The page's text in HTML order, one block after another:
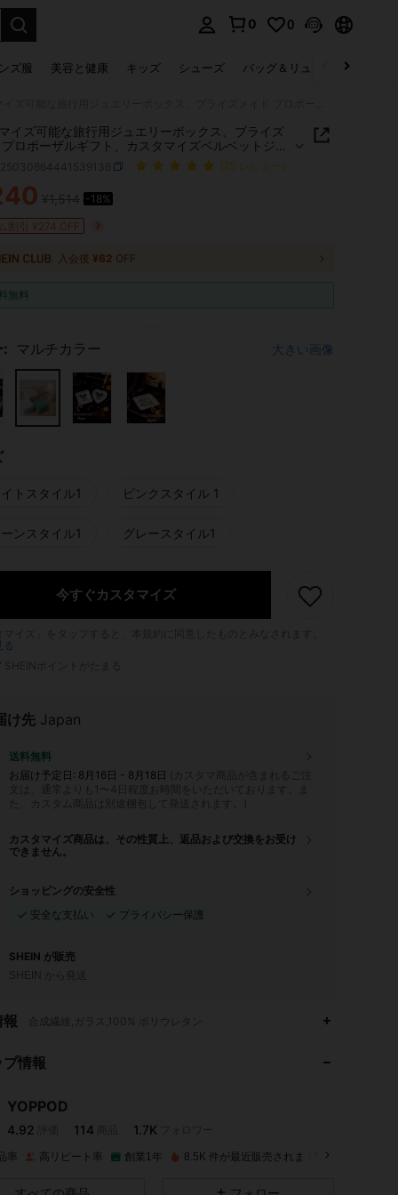
0 0
ズ服 美容と健康 キッズ シューズ バッグ＆リュック
イズ可能な旅行用ジュエリーボックス、ブライズ
プロポーザルギフト、カスタマイズベルベットジュ
ボックス、ブライズメイドギフトボックス、モノグ
ュエリー収納ボックス
(25 レビュー)
AND AVAILABILITY
-18%
割引 ¥274 OFF
入会後 ¥62 OFF
無料
マルチカラー 大きい画像
トスタイル1 ピンクスタイル 1
ンスタイル1 グレースタイル1
今すぐカスタマイズ
る
け先 Japan
送料無料
お届け予定日: 8月16日 - 8月18日
(カスタマ商品が含まれるご注
文は、通常よりも1〜4日程度お時間をいただいております。ま
た、カスタム商品は別途梱包して発送されます。)
カスタマイズ商品は、その性質上、返品および交換をお受け
できません。
ショッピングの安全性
安全な支払い
プライバシー保護
SHEIN が販売
SHEIN から発送
合成繊維,ガラス,100% ポリウレタン
プ情報
YOPPOD
4.92
4.92
は1日前 に購入しました
率 高リピート率 創業1年 8.5K 件が最近販売されました